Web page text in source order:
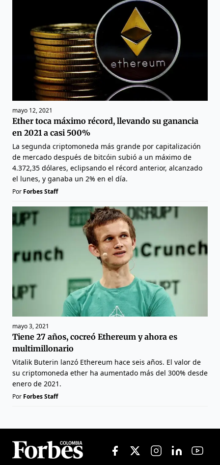
mayo 12, 2021
Ether toca máximo récord, llevando su ganancia
en 2021 a casi 500%
La segunda criptomoneda más grande por capitalización
de mercado después de bitcóin subió a un máximo de
4.372,35 dólares, eclipsando el récord anterior, alcanzado
el lunes, y ganaba un 2% en el día.
Por Forbes Staff
mayo 3, 2021
Tiene 27 años, cocreó Ethereum y ahora es
multimillonario
Vitalik Buterin lanzó Ethereum hace seis años. El valor de
su criptomoneda ether ha aumentado más del 300% desde
enero de 2021.
Por Forbes Staff